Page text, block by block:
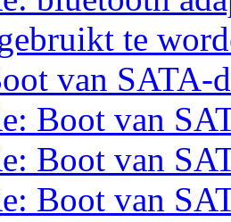
te
van SATA-
Boot van
Boot van
Boot van